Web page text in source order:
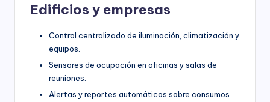
Edificios y empresas
Control centralizado de iluminación, climatización y
equipos.
Sensores de ocupación en oficinas y salas de
reuniones.
Alertas y reportes automáticos sobre consumos